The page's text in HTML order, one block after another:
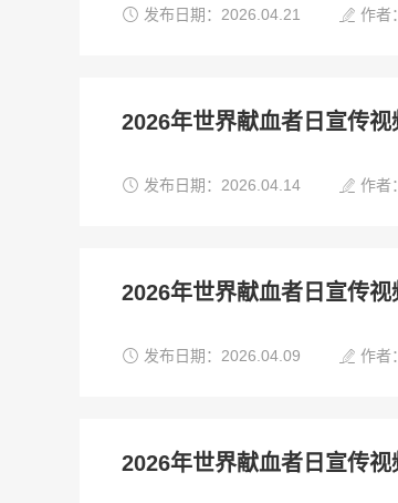
 发布日期：2026.04.21  作者
2026年世界献血者日宣传
 发布日期：2026.04.14  作者
2026年世界献血者日宣传
 发布日期：2026.04.09  作者
2026年世界献血者日宣传